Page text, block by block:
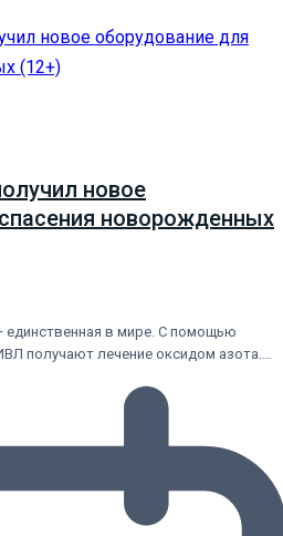
новое
новорожденных
единственная в мире. С помощью
получают лечение оксидом азота.…